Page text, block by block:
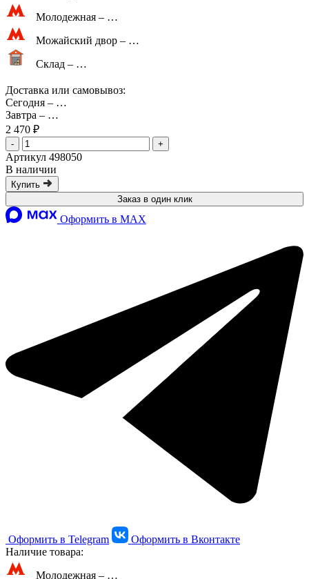
Молодежная – …
Можайский двор – …
Склад – …
Доставка или самовывоз:
Сегодня – …
Завтра – …
2 470 ₽
- +
Артикул 498050
В наличии
Купить
Заказ в один клик
Оформить в MAX
Оформить в Telegram
Оформить в Вконтакте
Наличие товара:
Молодежная – …